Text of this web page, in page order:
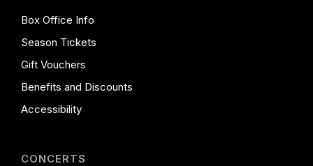
Box Office Info
Season Tickets
Gift Vouchers
Benefits and Discounts
Accessibility
CONCERTS